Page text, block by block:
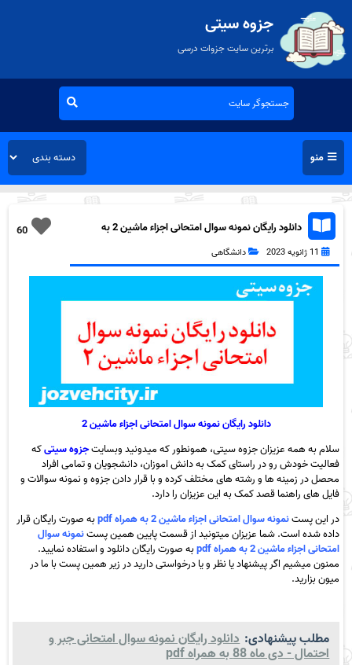
جزوه سیتی
برترین سایت جزوات درسی
منو
60
دانلود رایگان نمونه سوال امتحانی اجزاء ماشین 2 به
11 ژانویه 2023 دانشگاهی
دانلود رایگان نمونه سوال امتحانی اجزاء ماشین 2
سلام به همه عزیزان جزوه سیتی، همونطور که میدونید وبسایتجزوه سیتیکه
فعالیت خودش رو در راستای کمک به دانش اموزان، دانشجویان و تمامی افراد
محصل در زمینه ها و رشته های مختلف کرده و با قرار دادن جزوه و نمونه سوالات و
فایل های راهنما قصد کمک به این عزیزان را دارد.
در این پستنمونه سوال امتحانی اجزاء ماشین 2 به همراه pdf
به صورت رایگان قرار
داده شده است. شما عزیزان میتونید از قسمت پایین همین پستنمونه سوال
امتحانی اجزاء ماشین 2 به همراه pdf
به صورت رایگان دانلود و استفاده نمایید.
ممنون میشیم اگر پیشنهاد یا نظر و یا درخواستی دارید در زیر همین پست با ما در
میون بزارید.
مطلب پیشنهادی: دانلود رایگان نمونه سوال امتحانی جبر و
احتمال - دی ماه 88 به همراه pdf